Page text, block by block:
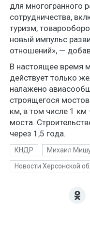
для многогранного
сотрудничества,
туризм,
новый импульс
отношений», —
В настоящее время
действует только
налажено
строящегося
км, в том числе 1 км
моста.
через 1,5 года.
КНДР Михаил
Новости Херсонской